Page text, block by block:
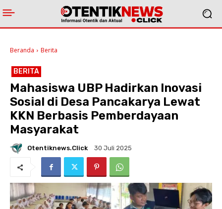
Beranda Berita
BERITA
Mahasiswa UBP Hadirkan Inovasi
Sosial di Desa Pancakarya Lewat
KKN Berbasis Pemberdayaan
Masyarakat
Otentiknews.click 30 Juli 2025